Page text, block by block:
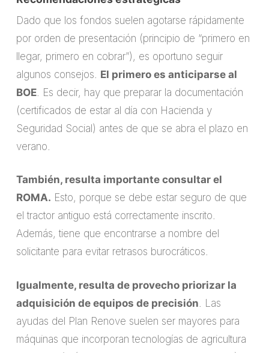
Dado que los fondos suelen agotarse rápidamente
por orden de presentación (principio de “primero en
llegar, primero en cobrar”), es oportuno seguir
algunos consejos. El primero es anticiparse al
BOE. Es decir, hay que preparar la documentación
(certificados de estar al día con Hacienda y
Seguridad Social) antes de que se abra el plazo en
verano.
También, resulta importante consultar el
ROMA. Esto, porque se debe estar seguro de que
el tractor antiguo está correctamente inscrito.
Además, tiene que encontrarse a nombre del
solicitante para evitar retrasos burocráticos.
Igualmente, resulta de provecho priorizar la
adquisición de equipos de precisión . Las
ayudas del Plan Renove suelen ser mayores para
máquinas que incorporan tecnologías de agricultura